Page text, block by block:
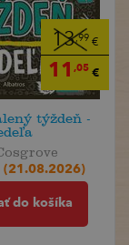
13,99 €
11 ,05 €
týždeň -
(21.08.2026)
do košíka